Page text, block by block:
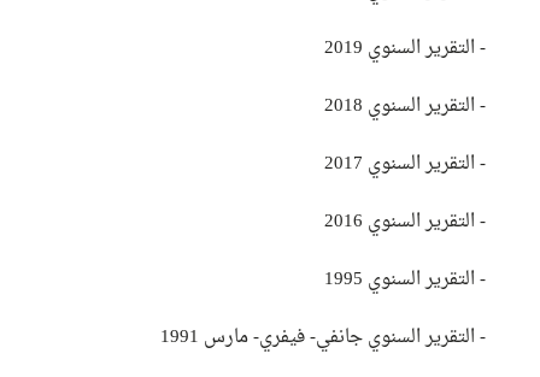
- التقرير السنوي 2019
-التقرير السنوي 2018
- التقرير السنوي 2017
- التقرير السنوي 2016
- التقرير السنوي 1995
-التقرير السنوي جانفي- فيفري- مارس 1991